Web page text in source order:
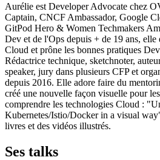
Aurélie est Developer Advocate chez
Captain, CNCF Ambassador, Google
GitPod Hero & Women Techmakers
Dev et de l'Ops depuis + de 19 ans, elle
Cloud et prône les bonnes pratiques
Rédactrice technique, sketchnoter,
speaker, jury dans plusieurs CFP et
depuis 2016. Elle adore faire du
créé une nouvelle façon visuelle pour
comprendre les technologies Cloud :
Kubernetes/Istio/Docker in a visual
livres et des vidéos illustrés.
Ses talks